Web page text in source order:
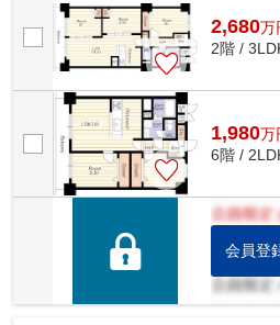
2,680万
2階 /
1,980万
6階 /
会員登